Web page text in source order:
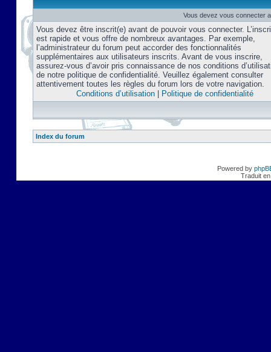
Vous devez vous connecter
Vous devez être inscrit(e) avant de pouvoir vous connecter.
est rapide et vous offre de nombreux avantages. Par exemple,
l’administrateur du forum peut accorder des fonctionnalités
supplémentaires aux utilisateurs inscrits. Avant de vous inscrire,
assurez-vous d’avoir pris connaissance de nos conditions
de notre politique de confidentialité. Veuillez également consulter
attentivement toutes les règles du forum lors de votre navigation.
Conditions d’utilisation| Politique de confidentialité
Index du forum
Powered by
Traduit